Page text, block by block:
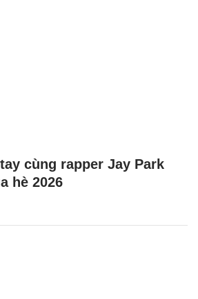
cùng rapper Jay Park
hè 2026